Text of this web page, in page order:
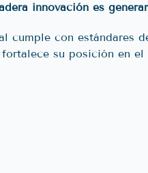
innovación es
cumple con estándares
su posición en el